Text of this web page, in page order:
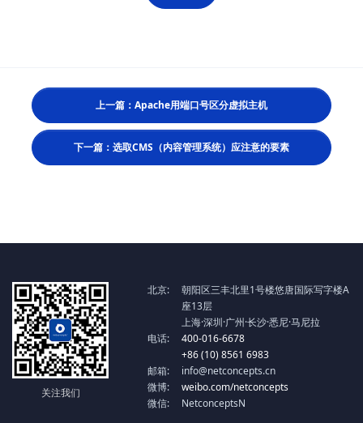
上一篇：Apache用端口号区分虚拟主机
下一篇：选取CMS（内容管理系统）应注意的要素
关注我们
北京:
朝阳区三丰北里1号楼悠唐国际写字楼A
座13层
上海·深圳·广州·长沙·悉尼·马尼拉
电话:
400-016-6678
+86 (10) 8561 6983
邮箱:
info@netconcepts.cn
微博:
weibo.com/netconcepts
微信:
NetconceptsN